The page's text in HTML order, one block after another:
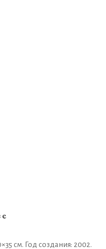
см. Год создания: 2002.